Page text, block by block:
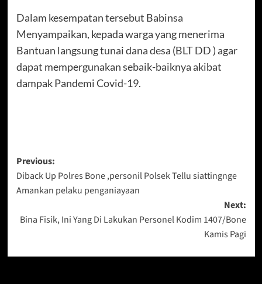
Dalam kesempatan tersebut Babinsa
Menyampaikan, kepada warga yang menerima
Bantuan langsung tunai dana desa (BLT DD ) agar
dapat mempergunakan sebaik-baiknya akibat
dampak Pandemi Covid-19.
Post
navigation
Previous:
Diback Up Polres Bone ,personil Polsek Tellu siattingnge
Amankan pelaku penganiayaan
Next:
Bina Fisik, Ini Yang Di Lakukan Personel Kodim 1407/Bone
Kamis Pagi